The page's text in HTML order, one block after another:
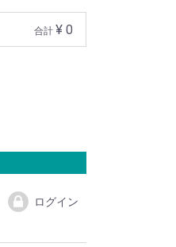
合計 ¥ 0
ログイン